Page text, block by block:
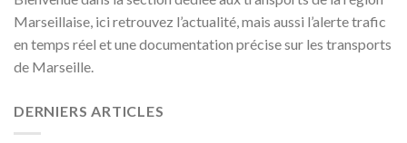
Marseillaise, ici retrouvez l’actualité, mais aussi l’alerte trafic
en temps réel et une documentation précise sur les transports
de Marseille.
DERNIERS ARTICLES